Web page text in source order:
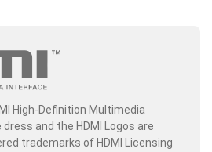
High-Definition Multimedia
dress and the HDMI Logos are
trademarks of HDMI Licensing